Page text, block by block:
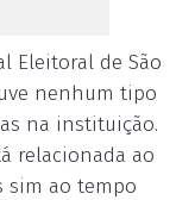
Eleitoral de São
nenhum tipo
na instituição.
relacionada ao
sim ao tempo